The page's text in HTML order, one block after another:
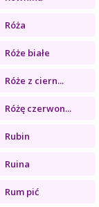
Róża
Róże białe
Róże z ciern...
Różę czerwon...
Rubin
Ruina
Rum pić